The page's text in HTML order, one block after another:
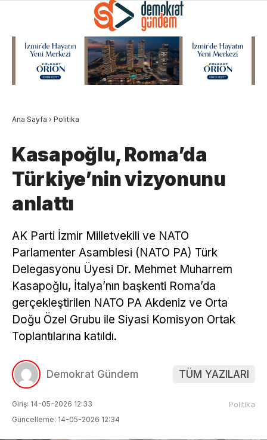
Ana Sayfa › Politika
Kasapoğlu, Roma’da
Türkiye’nin vizyonunu
anlattı
AK Parti İzmir Milletvekili ve NATO
Parlamenter Asamblesi (NATO PA) Türk
Delegasyonu Üyesi Dr. Mehmet Muharrem
Kasapoğlu, İtalya’nın başkenti Roma’da
gerçekleştirilen NATO PA Akdeniz ve Orta
Doğu Özel Grubu ile Siyasi Komisyon Ortak
Toplantılarına katıldı.
Demokrat Gündem TÜM YAZILARI
Giriş: 14-05-2026 12:33
Güncelleme: 14-05-2026 12:34
Politika